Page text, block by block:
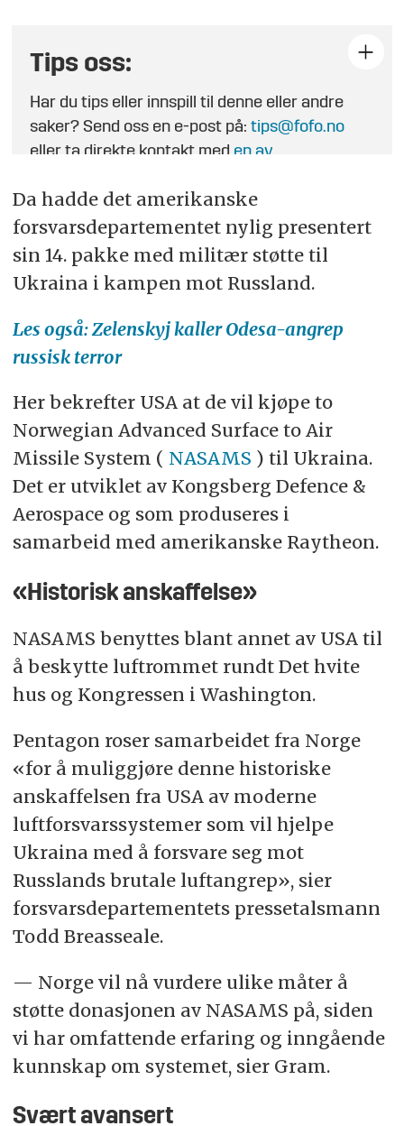
Tips oss:
Har du tips eller innspill til denne eller andre
saker? Send oss en e-post på:tips@fofo.no
eller ta direkte kontakt med en av
Da hadde det amerikanske
forsvarsdepartementet nylig presentert
sin 14. pakke med militær støtte til
Ukraina i kampen mot Russland.
Les også: Zelenskyj kaller Odesa-angrep
russisk terror
Her bekrefter USA at de vil kjøpe to
Norwegian Advanced Surface to Air
Missile System ( NASAMS ) til Ukraina.
Det er utviklet av Kongsberg Defence &
Aerospace og som produseres i
samarbeid med amerikanske Raytheon.
«Historisk anskaffelse»
NASAMS benyttes blant annet av USA til
å beskytte luftrommet rundt Det hvite
hus og Kongressen i Washington.
Pentagon roser samarbeidet fra Norge
«for å muliggjøre denne historiske
anskaffelsen fra USA av moderne
luftforsvarssystemer som vil hjelpe
Ukraina med å forsvare seg mot
Russlands brutale luftangrep», sier
forsvarsdepartementets pressetalsmann
Todd Breasseale.
— Norge vil nå vurdere ulike måter å
støtte donasjonen av NASAMS på, siden
vi har omfattende erfaring og inngående
kunnskap om systemet, sier Gram.
Svært avansert